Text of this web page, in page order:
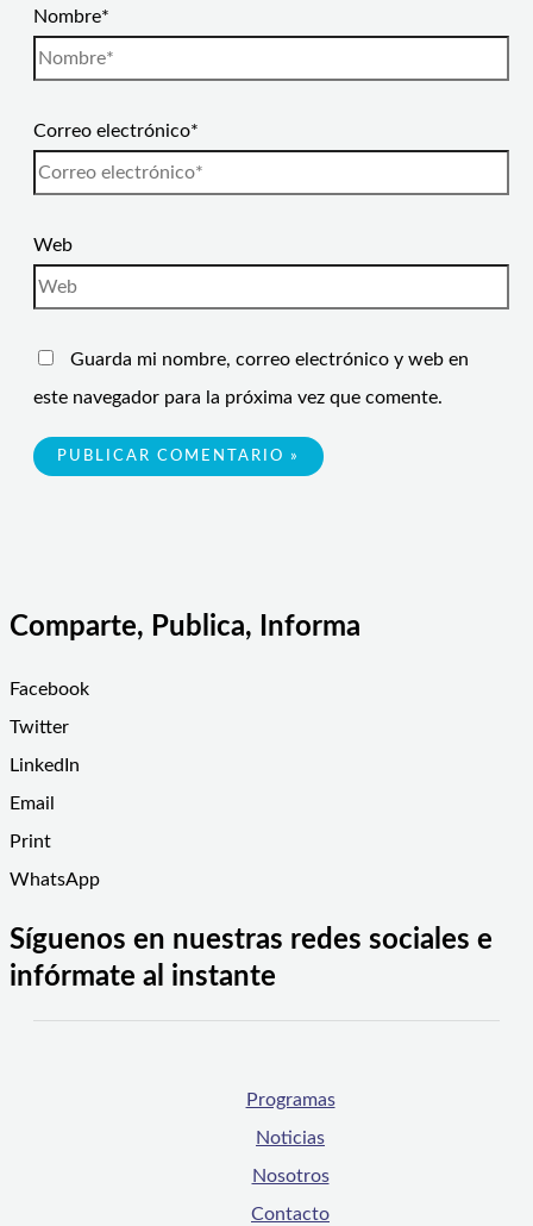
Nombre*
Correo electrónico*
Web
Guarda mi nombre, correo electrónico y web en
este navegador para la próxima vez que comente.
Comparte, Publica, Informa
Facebook
Twitter
LinkedIn
Email
Print
WhatsApp
Síguenos en nuestras redes sociales e
infórmate al instante
Programas
Noticias
Nosotros
Contacto